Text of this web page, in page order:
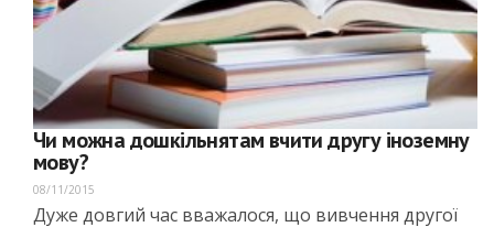
Чи можна дошкільнятам вчити другу іноземну
мову?
08/11/2015
Дуже довгий час вважалося, що вивчення другої